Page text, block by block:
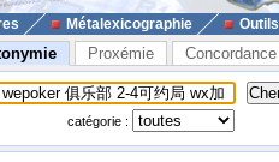
Métalexicographie Outils
Proxémie Concordance
catégorie :